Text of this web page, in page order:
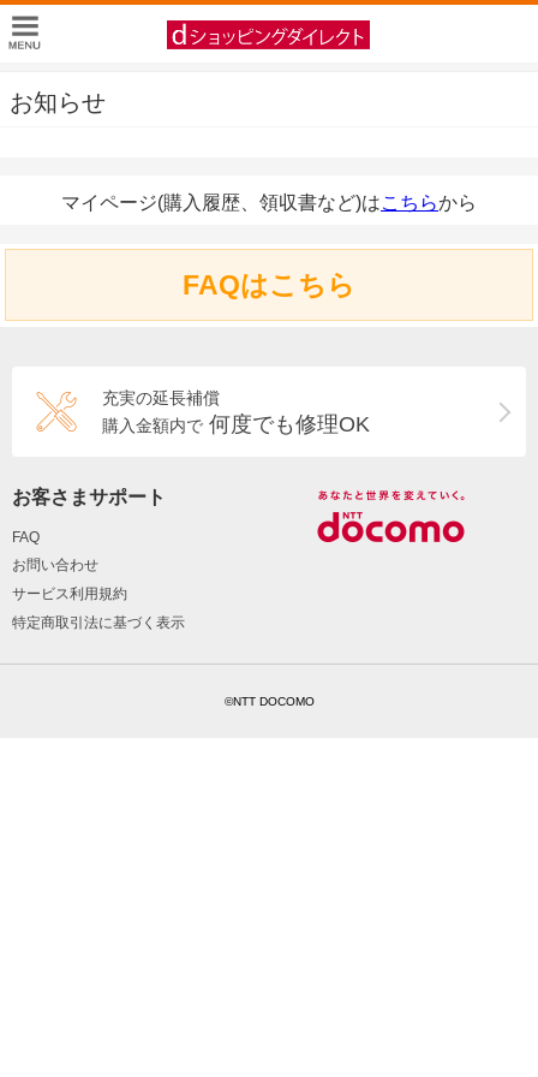
お知らせ
マイページ(購入履歴、領収書など)はこちらから
FAQはこちら
充実の延長補償
購入金額内で 何度でも修理OK
お客さまサポート
FAQ
お問い合わせ
サービス利用規約
特定商取引法に基づく表示
©NTT DOCOMO